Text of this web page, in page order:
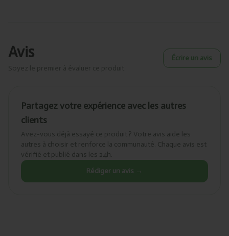
Avis Écrire un avis
Partagez votre expérience avec les autres
clients
Avez-vous déjà essayé ce produit ? Votre avis aide les
autres à choisir et renforce la communauté. Chaque avis est
vérifié et publié dans les 24h.
Rédiger un avis →